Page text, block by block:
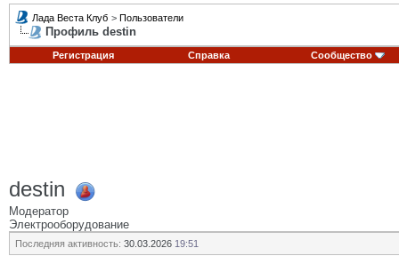
Лада Веста Клуб > Пользователи
Профиль destin
Регистрация Справка Сообщество
destin
Модератор
Электрооборудование
Последняя активность: 30.03.2026 19:51